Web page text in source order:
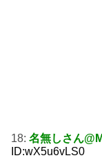
18: 名無しさん
ID:wX5u6vLS0